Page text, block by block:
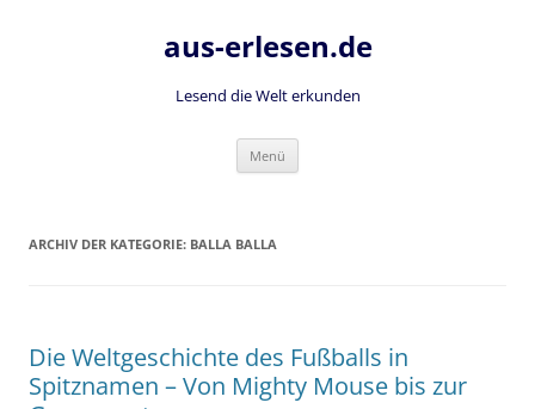
aus-erlesen.de
Lesend die Welt erkunden
Menü
ARCHIV DER KATEGORIE: BALLA BALLA
Die Weltgeschichte des Fußballs in
Spitznamen – Von Mighty Mouse bis zur